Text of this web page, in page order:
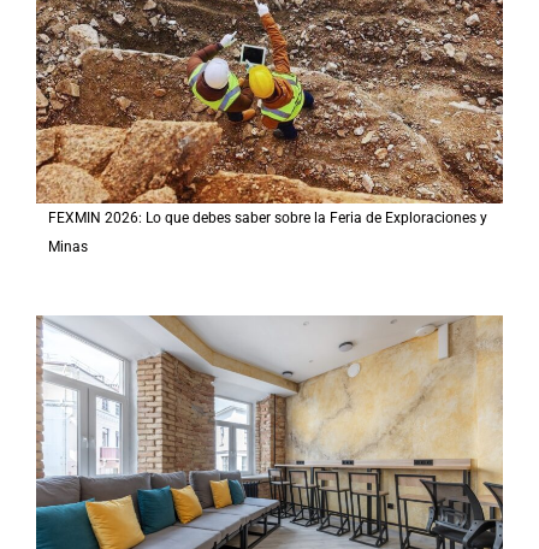
FEXMIN 2026: Lo que debes saber sobre la Feria de Exploraciones y
Minas